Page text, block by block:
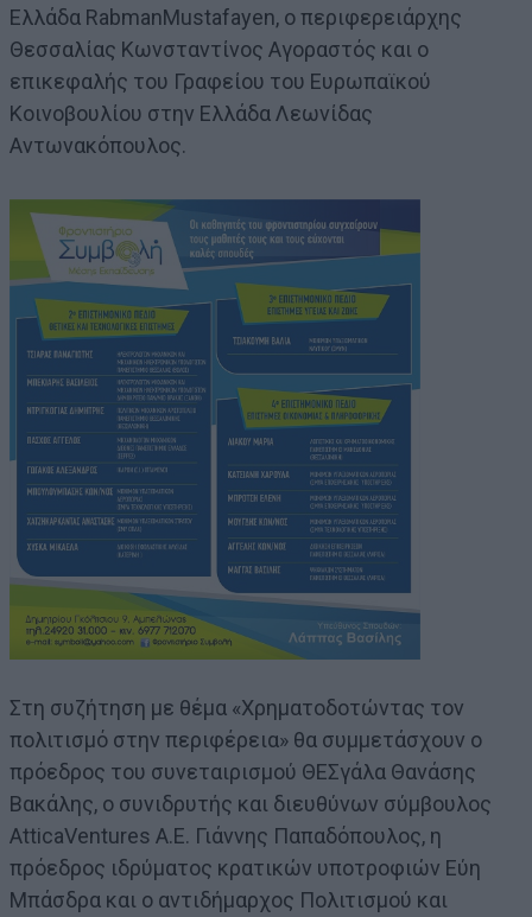
Ελλάδα RabmanMustafayen, ο περιφερειάρχης
Θεσσαλίας Κωνσταντίνος Αγοραστός και ο
επικεφαλής του Γραφείου του Ευρωπαϊκού
Κοινοβουλίου στην Ελλάδα Λεωνίδας
Αντωνακόπουλος.
Στη συζήτηση με θέμα «Χρηματοδοτώντας τον
πολιτισμό στην περιφέρεια» θα συμμετάσχουν ο
πρόεδρος του συνεταιρισμού ΘΕΣγάλα Θανάσης
Βακάλης, ο συνιδρυτής και διευθύνων σύμβουλος
AtticaVentures A.E. Γιάννης Παπαδόπουλος, η
πρόεδρος ιδρύματος κρατικών υποτροφιών Εύη
Μπάσδρα και ο αντιδήμαρχος Πολιτισμού και